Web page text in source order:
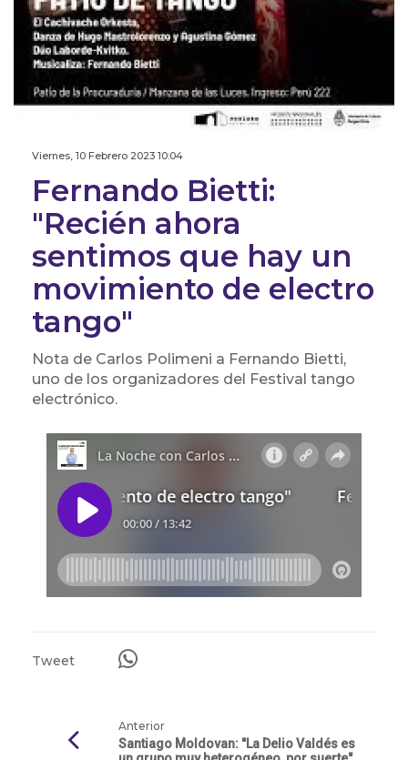
Viernes, 10 Febrero 2023 10:04
Fernando Bietti:
"Recién ahora
sentimos que hay un
movimiento de electro
tango"
Nota de Carlos Polimeni a Fernando Bietti,
uno de los organizadores del Festival tango
electrónico.
Tweet
Anterior
Santiago Moldovan: "La Delio Valdés es